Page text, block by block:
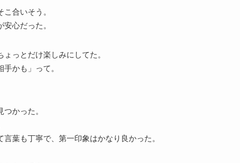
合いそう。
心だった。
っとだけ楽しみにしてた。
手かも」って。
かった。
言葉も丁寧で、第一印象はかなり良かった。